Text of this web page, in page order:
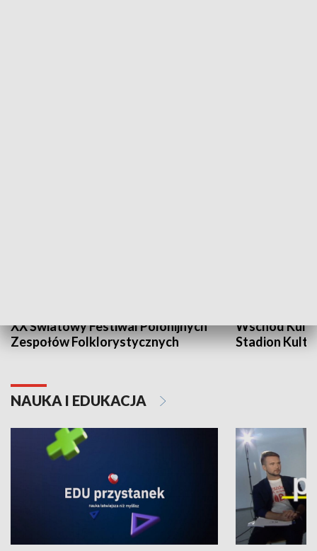
XX Światowy Festiwal Polonijnych
Zespołów Folklorystycznych
Wschód
Stadion
NAUKA I EDUKACJA